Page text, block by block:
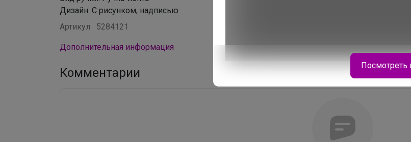
Дизайн: С рисунком, надписью
Артикул
5284121
Дополнительная информация
Комментарии
Школьные брюки для девочки палаццо
Посмотреть